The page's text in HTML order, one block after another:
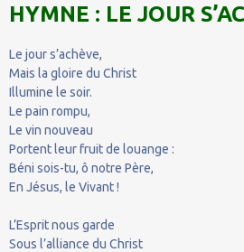
HYMNE : LE JOUR
Le jour s’achève,
Mais la gloire du Christ
Illumine le soir.
Le pain rompu,
Le vin nouveau
Portent leur fruit de louange :
Béni sois-tu, ô notre Père,
En Jésus, le Vivant !
L’Esprit nous garde
Sous l’alliance du Christ